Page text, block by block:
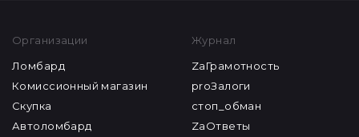
Организации
Ломбард
Комиссионный магазин
Скупка
Автоломбард
Журнал
ZaГрамотность
proЗалоги
стоп_обман
ZaОтветы